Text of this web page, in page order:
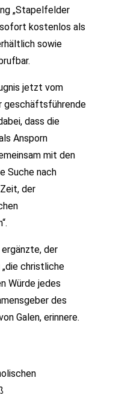
„Stapelfelder
sofort kostenlos als
sowie
jetzt vom
geschäftsführende
dass die
Ansporn
mit den
Suche nach
der
der
christliche
Würde jedes
des
Galen, erinnere.